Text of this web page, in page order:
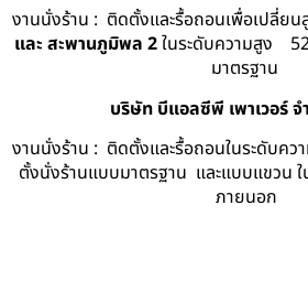
งานนั่งร้าน : ติดตั้งและรื้อถอนเพื่อเปลี่ยน
และ สะพานภูมิพล 2ในระดับความสูง
มาตรฐาน
บริษัท บีแอลซีพี เพาเวอร์ จ
งานนั่งร้าน : ติดตั้งและรื้อถอนในระดับคว
ตั้งนั่งร้านแบบมาตรฐาน และแบบแขวน
ภายนอก